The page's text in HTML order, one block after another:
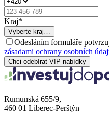
Kraj*
Vyberte kraj…
Odesláním formuláře
zásadami ochrany osobních
Chci odebírat VIP nabídky
Rumunská 655/9,
460 01 Liberec-Perštýn